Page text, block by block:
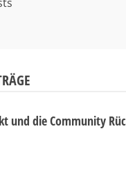
und die Community